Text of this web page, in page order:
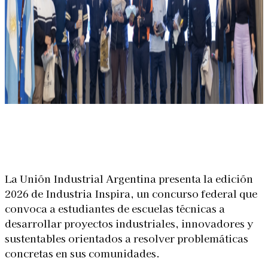
La Unión Industrial Argentina presenta la edición
2026 de Industria Inspira, un concurso federal que
convoca a estudiantes de escuelas técnicas a
desarrollar proyectos industriales, innovadores y
sustentables orientados a resolver problemáticas
concretas en sus comunidades.